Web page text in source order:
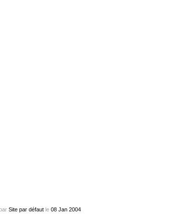
Site par défautle 08 Jan 2004